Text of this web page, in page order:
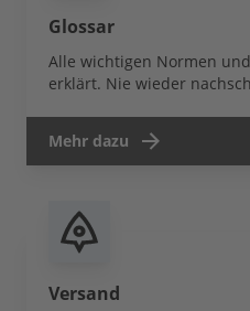
Glossar
Alle wichtigen Normen
erklärt. Nie wieder
Mehr dazu
Versand